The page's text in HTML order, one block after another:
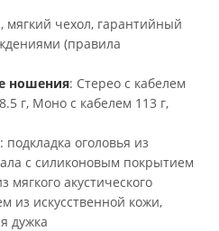
мягкий чехол, гарантийный
(правила
ношения: Стерео с кабелем
г, Моно с кабелем 113 г,
: подкладка оголовья из
с силиконовым покрытием
акустического
из искусственной кожи,
дужка